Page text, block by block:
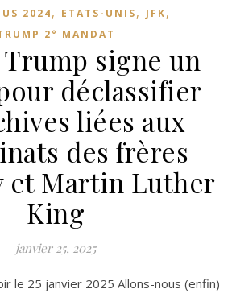
2024, ETATS-UNIS, JFK,
2° MANDAT
signe un
déclassifier
liées aux
des frères
et Martin Luther
King
janvier 25, 2025